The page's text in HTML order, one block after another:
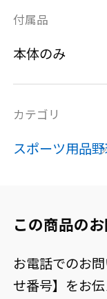
付属品
本体のみ
カテゴリ
スポーツ用品
この商品の
お電話でのお
せ番号】をお伝